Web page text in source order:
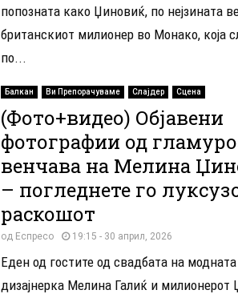
попозната како Џиновиќ, по нејзината
британскиот милионер во Монако, која
по...
Балкан Ви Препорачуваме Слајдер Сцена
(Фото+видео) Објавени
фотографии од
венчава на Мелина
– погледнете го
раскошот
од Еспресо 19:15 - 30 април, 2026
Еден од гостите од свадбата на модната
дизајнерка Мелина Галиќ и милионерот